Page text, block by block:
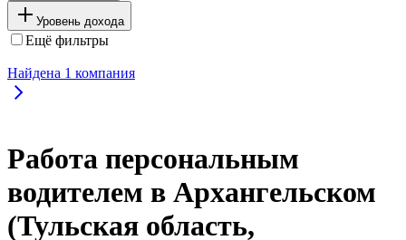
Уровень дохода
Ещё фильтры
Найдена 1 компания
Работа персональным
водителем в Архангельском
(Тульская область,